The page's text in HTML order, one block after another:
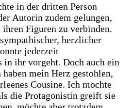
in der dritten Person
Autorin zudem gelungen,
Figuren zu verbinden.
herzlicher
jederzeit
in ihr vorgeht. Doch auch ein
mein Herz gestohlen,
Cousine. Ich mochte
die Protagonistin greift sie